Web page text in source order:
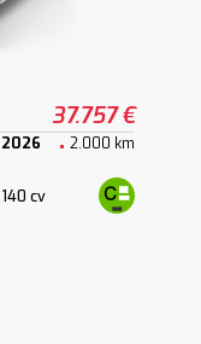
37.757 €
2026 2.000 km
140 cv